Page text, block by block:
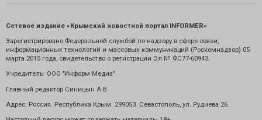
Сетевое издание «Крымский новостной портал INFORMER»
Зарегистрировано Федеральной службой по надзору в сфере связи,
информационных технологий и массовых коммуникаций (Роскомнадзор) 05
марта 2015 года, свидетельство о регистрации Эл № ФС77-60943.
Учредитель: ООО "Информ Медиа"
Главный редактор Синицын А.В.
Адрес: Россия. Республика Крым. 299053. Севастополь, ул. Руднева 26.